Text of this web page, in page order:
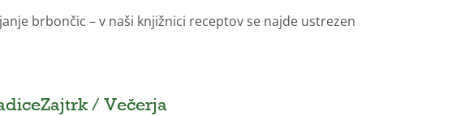
brbončic – v naši knjižnici receptov se najde ustrezen
Zajtrk / Večerja